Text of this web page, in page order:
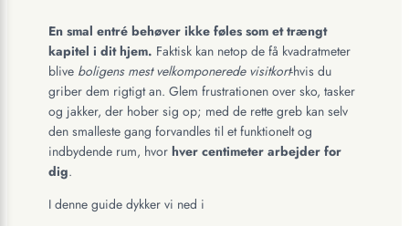
En smal entré behøver ikke føles som et trængt
kapitel i dit hjem. Faktisk kan netop de få kvadratmeter
blive boligens mest velkomponerede visitkort-hvis du
griber dem rigtigt an. Glem frustrationen over sko, tasker
og jakker, der hober sig op; med de rette greb kan selv
den smalleste gang forvandles til et funktionelt og
indbydende rum, hvor hver centimeter arbejder for
dig.
I denne guide dykker vi ned i